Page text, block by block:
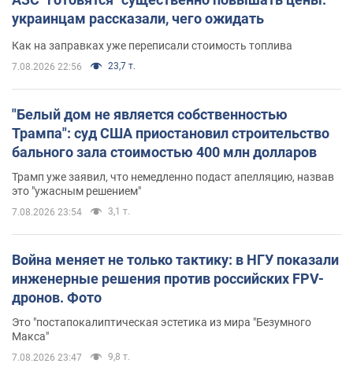
украинцам рассказали, чего ожидать
Как на заправках уже переписали стоимость топлива
7.08.2026 22:56 23,7 т.
"Белый дом не является собственностью
Трампа": суд США приостановил строительство
бального зала стоимостью 400 млн долларов
Трамп уже заявил, что немедленно подаст апелляцию, назвав
это "ужасным решением"
7.08.2026 23:54 3,1 т.
Война меняет не только тактику: в НГУ показали
инженерные решения против российских FPV-
дронов. Фото
Это "постапокалиптическая эстетика из мира "Безумного
Макса"
7.08.2026 23:47 9,8 т.